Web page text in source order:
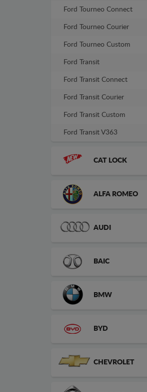
Ford Tourneo Connect
Ford Tourneo Courier
Ford Tourneo Custom
Ford Transit
Ford Transit Connect
Ford Transit Courier
Ford Transit Custom
Ford Transit V363
CAT LOCK
ALFA ROMEO
AUDI
BAIC
BMW
BYD
CHEVROLET